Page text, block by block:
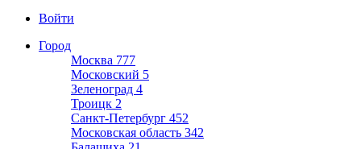
Войти
Город
Москва 777
Московский 5
Зеленоград 4
Троицк 2
Санкт-Петербург 452
Московская область 342